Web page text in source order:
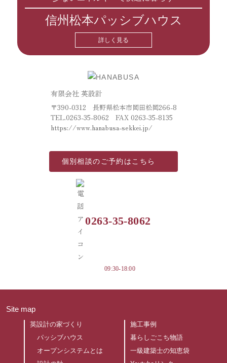
信州松本パッシブハウス
詳しく見る
有限会社 英設計
〒390-0312 長野県松本市岡田松岡266-8
TEL.0263-35-8062 FAX 0263-35-8135
https://www.hanabusa-sekkei.jp/
個別相談のご予約はこちら
0263-35-8062
09:30-18:00
Site map
英設計の家づくり
パッシブハウス
オープンシステムとは
施工事例
暮らしごこち物語
一級建築士の知恵袋